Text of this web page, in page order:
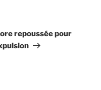
repoussée pour